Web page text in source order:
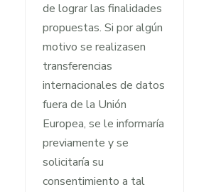
de lograr las finalidades
propuestas. Si por algún
motivo se realizasen
transferencias
internacionales de datos
fuera de la Unión
Europea, se le informaría
previamente y se
solicitaría su
consentimiento a tal